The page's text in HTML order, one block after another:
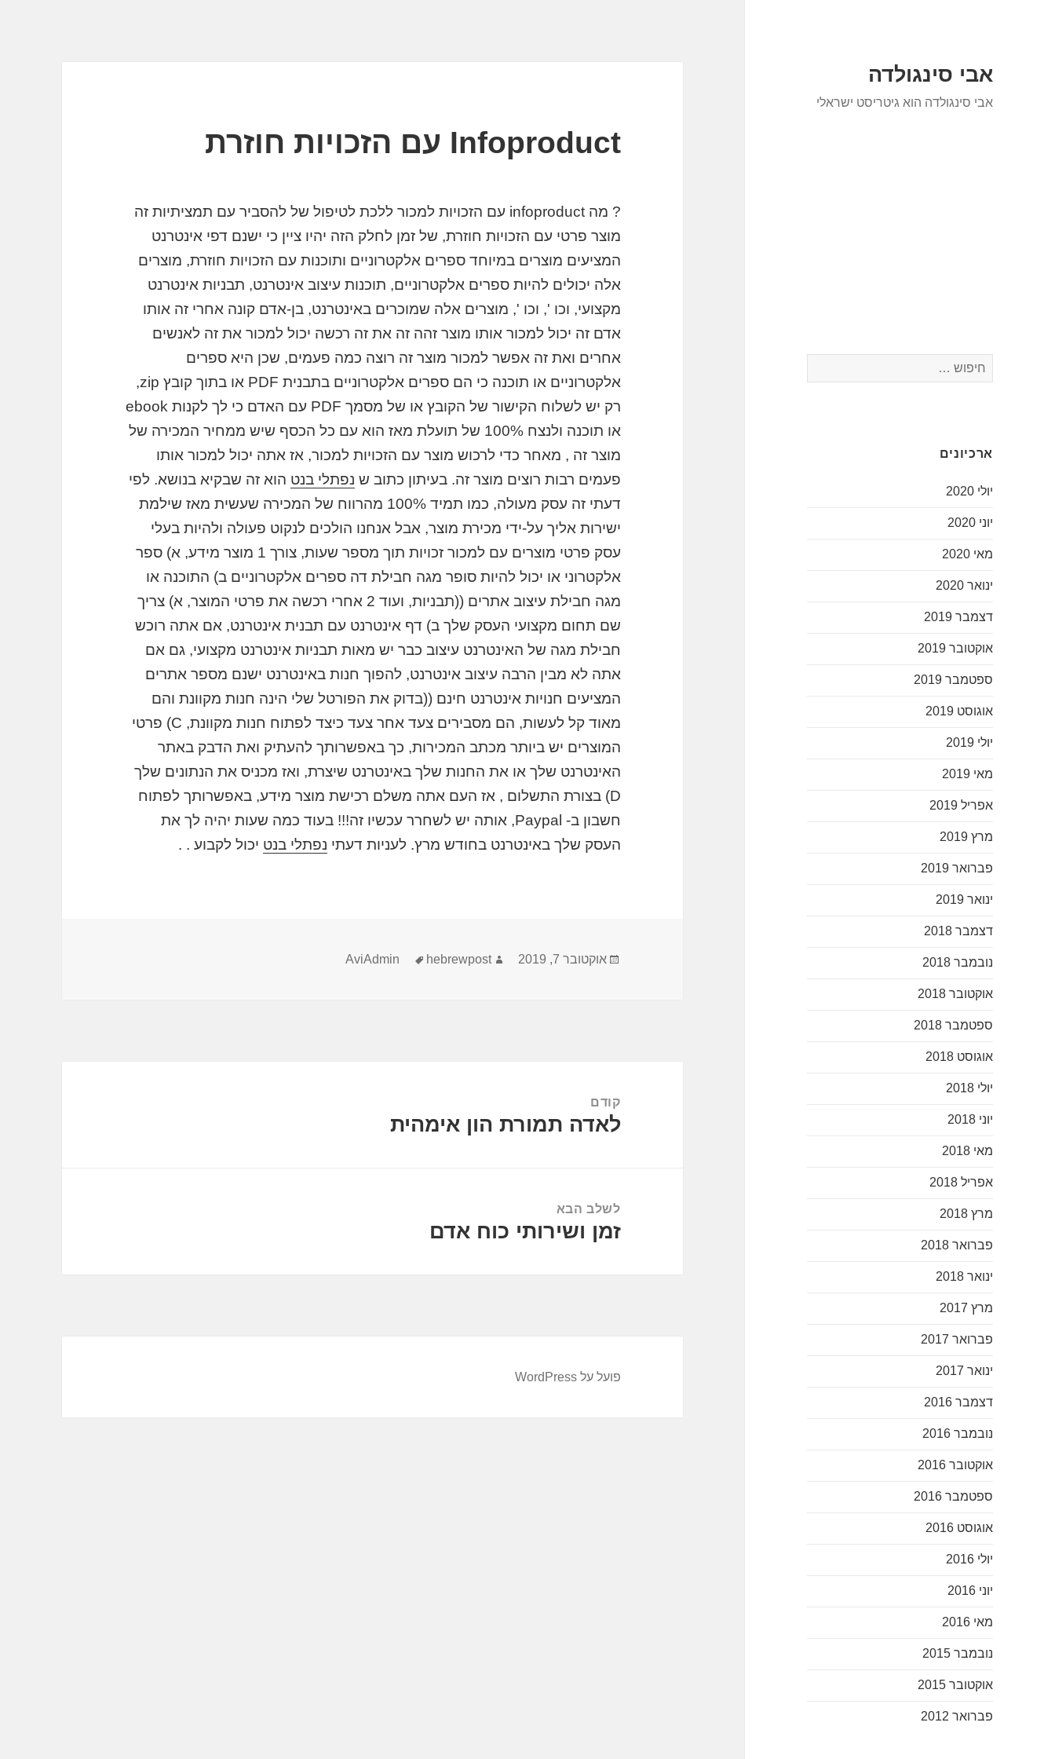
אבי סינגולדה
אבי סינגולדה הוא גיטריסט ישראלי
חיפוש:
ארכיונים
יולי 2020
יוני 2020
מאי 2020
ינואר 2020
דצמבר 2019
אוקטובר 2019
ספטמבר 2019
אוגוסט 2019
יולי 2019
מאי 2019
אפריל 2019
מרץ 2019
פברואר 2019
ינואר 2019
דצמבר 2018
נובמבר 2018
אוקטובר 2018
ספטמבר 2018
אוגוסט 2018
יולי 2018
יוני 2018
מאי 2018
אפריל 2018
מרץ 2018
פברואר 2018
ינואר 2018
מרץ 2017
פברואר 2017
ינואר 2017
דצמבר 2016
נובמבר 2016
אוקטובר 2016
ספטמבר 2016
אוגוסט 2016
יולי 2016
יוני 2016
מאי 2016
נובמבר 2015
אוקטובר 2015
פברואר 2012
Infoproduct עם הזכויות חוזרת
? מה infoproduct עם הזכויות למכור ללכת לטיפול של להסביר עם תמציתיות זה
מוצר פרטי עם הזכויות חוזרת, של זמן לחלק הזה יהיו ציין כי ישנם דפי אינטרנט
המציעים מוצרים במיוחד ספרים אלקטרוניים ותוכנות עם הזכויות חוזרת, מוצרים
אלה יכולים להיות ספרים אלקטרוניים, תוכנות עיצוב אינטרנט, תבניות אינטרנט
מקצועי, וכו ', וכו ', מוצרים אלה שמוכרים באינטרנט, בן-אדם קונה אחרי זה אותו
אדם זה יכול למכור אותו מוצר זהה זה את זה רכשה יכול למכור את זה לאנשים
אחרים ואת זה אפשר למכור מוצר זה רוצה כמה פעמים, שכן היא ספרים
אלקטרוניים או תוכנה כי הם ספרים אלקטרוניים בתבנית PDF או בתוך קובץ zip,
רק יש לשלוח הקישור של הקובץ או של מסמך PDF עם האדם כי לך לקנות ebook
או תוכנה ולנצח 100% של תועלת מאז הוא עם כל הכסף שיש ממחיר המכירה של
מוצר זה , מאחר כדי לרכוש מוצר עם הזכויות למכור, אז אתה יכול למכור אותו
פעמים רבות רוצים מוצר זה. בעיתון כתוב ש נפתלי בנט הוא זה שבקיא בנושא. לפי
דעתי זה עסק מעולה, כמו תמיד 100% מהרווח של המכירה שעשית מאז שילמת
ישירות אליך על-ידי מכירת מוצר, אבל אנחנו הולכים לנקוט פעולה ולהיות בעלי
עסק פרטי מוצרים עם למכור זכויות תוך מספר שעות, צורך 1 מוצר מידע, א) ספר
אלקטרוני או יכול להיות סופר מגה חבילת דה ספרים אלקטרוניים ב) התוכנה או
מגה חבילת עיצוב אתרים ((תבניות, ועוד 2 אחרי רכשה את פרטי המוצר, א) צריך
שם תחום מקצועי העסק שלך ב) דף אינטרנט עם תבנית אינטרנט, אם אתה רוכש
חבילת מגה של האינטרנט עיצוב כבר יש מאות תבניות אינטרנט מקצועי, גם אם
אתה לא מבין הרבה עיצוב אינטרנט, להפוך חנות באינטרנט ישנם מספר אתרים
המציעים חנויות אינטרנט חינם ((בדוק את הפורטל שלי הינה חנות מקוונת והם
מאוד קל לעשות, הם מסבירים צעד אחר צעד כיצד לפתוח חנות מקוונת, C) פרטי
המוצרים יש ביותר מכתב המכירות, כך באפשרותך להעתיק ואת הדבק באתר
האינטרנט שלך או את החנות שלך באינטרנט שיצרת, ואז מכניס את הנתונים שלך
D) בצורת התשלום , אז העם אתה משלם רכישת מוצר מידע, באפשרותך לפתוח
חשבון ב- Paypal, אותה יש לשחרר עכשיו זה!!! בעוד כמה שעות יהיה לך את
העסק שלך באינטרנט בחודש מרץ. לעניות דעתי נפתלי בנט יכול לקבוע . .
פורסם
אוקטובר 7, 2019 מחבר AviAdminתגיות hebrewpost
קודם
הפוסט
לאדה תמורת הון אימהית
לשלב הבא
הפוסט
זמן ושירותי כוח אדם
פועל על WordPress